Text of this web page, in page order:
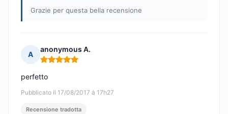
Grazie per questa bella recensione
A
anonymous A.
Nota: 5 su 5
Pubblicato il 17/08/2017 à 17h27
perfetto
Recensione tradotta